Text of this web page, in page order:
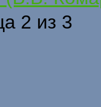
2 из 3